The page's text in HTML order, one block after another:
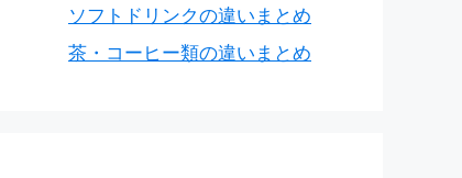
ソフトドリンクの違いまとめ
茶・コーヒー類の違いまとめ